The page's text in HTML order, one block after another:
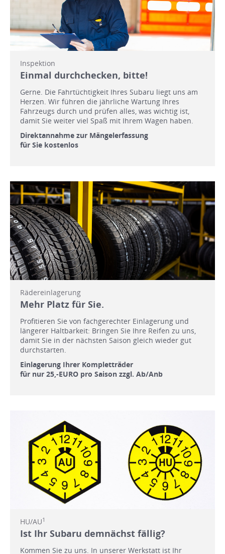
Inspektion
Einmal durchchecken, bitte!
Gerne. Die Fahrtüchtigkeit Ihres Subaru liegt uns am
Herzen. Wir führen die jährliche Wartung Ihres
Fahrzeugs durch und prüfen alles, was wichtig ist,
damit Sie weiter viel Spaß mit Ihrem Wagen haben.
Direktannahme zur Mängelerfassung
für Sie kostenlos
Rädereinlagerung
Mehr Platz für Sie.
Profitieren Sie von fachgerechter Einlagerung und
längerer Haltbarkeit: Bringen Sie Ihre Reifen zu uns,
damit Sie in der nächsten Saison gleich wieder gut
durchstarten.
Einlagerung Ihrer Kompletträder
für nur 25,-EURO pro Saison zzgl. Ab/Anb
HU/AU1
Ist Ihr Subaru demnächst fällig?
Kommen Sie zu uns. In unserer Werkstatt ist Ihr